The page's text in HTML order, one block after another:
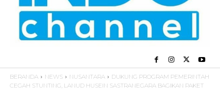
BERANDA NEWS NUSANTARA
DUKUNG PROGRAM PEMERINTAH
CEGAH STUNTING, LANUD HUSEIN SASTRANEGARA BAGIKAN PAKET